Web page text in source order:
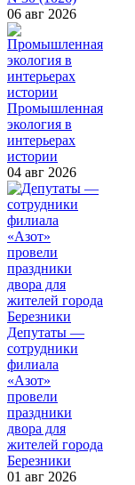
06 авг 2026
Промышленная
экология в
интерьерах
истории
04 авг 2026
Депутаты —
сотрудники
филиала
«Азот»
провели
праздники
двора для
жителей города
Березники
01 авг 2026